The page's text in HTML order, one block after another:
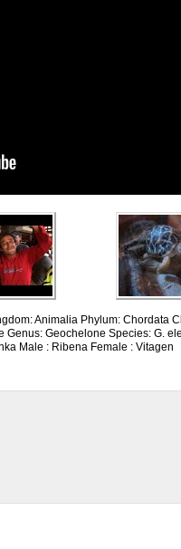
Animalia Phylum: Chordata
Geochelone Species: G.
Male : Ribena Female : Vitagen